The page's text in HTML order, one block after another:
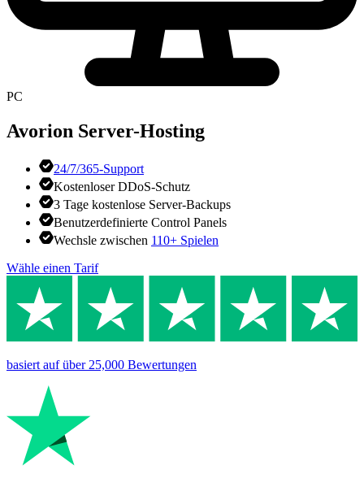
PC
Avorion Server-Hosting
24/7/365-Support
Kostenloser DDoS-Schutz
3 Tage kostenlose Server-Backups
Benutzerdefinierte Control Panels
Wechsle zwischen 110+ Spielen
Wähle einen Tarif
basiert aufüber 25,000 Bewertungen